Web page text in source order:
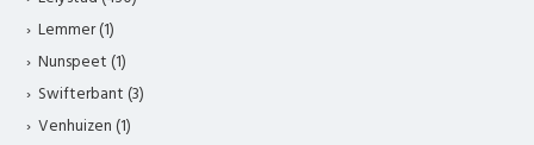
Lemmer (1)
Nunspeet (1)
Swifterbant (3)
Venhuizen (1)